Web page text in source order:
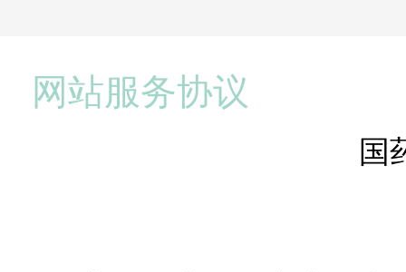
网站服务协议
国